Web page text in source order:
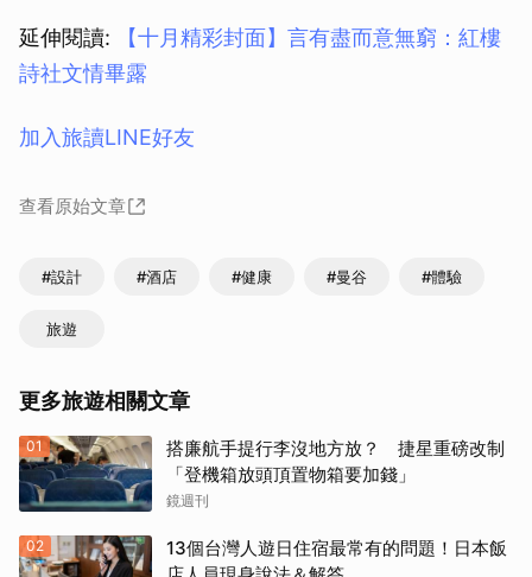
延伸閱讀:
【十月精彩封面】言有盡而意無窮：紅樓
詩社文情畢露
加入旅讀LINE好友
查看原始文章
#設計 #酒店 #健康 #曼谷 #體驗
旅遊
更多旅遊相關文章
01
搭廉航手提行李沒地方放？ 捷星重磅改制
「登機箱放頭頂置物箱要加錢」
鏡週刊
02
13個台灣人遊日住宿最常有的問題！日本飯